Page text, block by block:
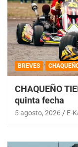
BREVES
CHAQUEÑO
quinta fecha
5 agosto, 2026 E-